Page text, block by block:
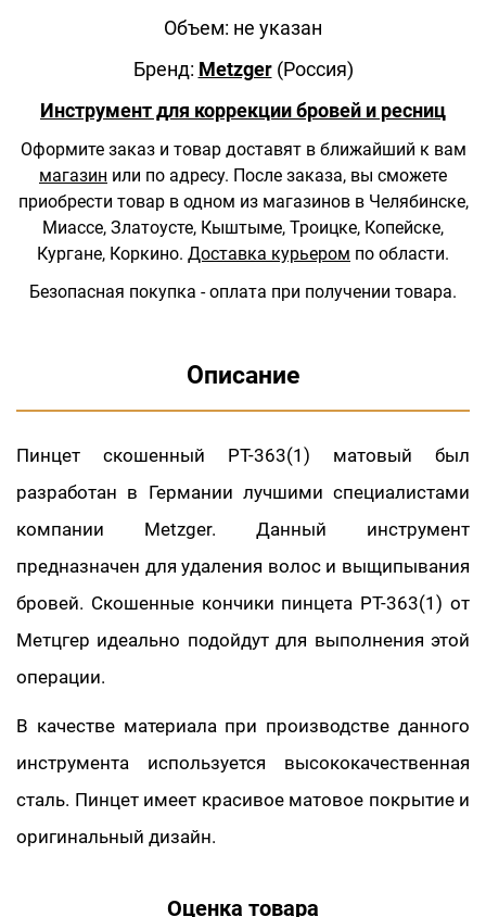
Объем: не указан
Бренд: Metzger (Россия)
Инструмент для коррекции бровей и ресниц
Оформите заказ и товар доставят в ближайший к вам
магазин или по адресу. После заказа, вы сможете
приобрести товар в одном из магазинов в Челябинске,
Миассе, Златоусте, Кыштыме, Троицке, Копейске,
Кургане, Коркино. Доставка курьером по области.
Безопасная покупка - оплата при получении товара.
Описание
Пинцет скошенный PT-363(1) матовый был
разработан в Германии лучшими специалистами
компании Metzger. Данный инструмент
предназначен для удаления волос и выщипывания
бровей. Скошенные кончики пинцета PT-363(1) от
Метцгер идеально подойдут для выполнения этой
операции.
В качестве материала при производстве данного
инструмента используется высококачественная
сталь. Пинцет имеет красивое матовое покрытие и
оригинальный дизайн.
Оценка товара